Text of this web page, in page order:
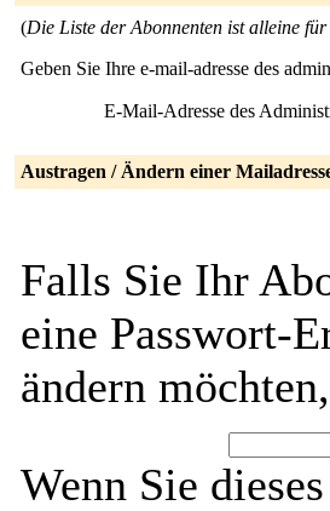
(Die Liste der Abonnenten ist alleine
Geben Sie Ihre e-mail-adresse des
E-Mail-Adresse des
Austragen / Ändern einer
Falls Sie Ihr
eine Passwort-
ändern
Wenn Sie